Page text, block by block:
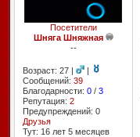
Посетители
Шняга Шняжная
--
Возраст: 27 |
|
Сообщений: 39
Благодарности: 0/ 3
Репутация: 2
Предупреждений: 0
Друзья
Тут: 16 лет 5 месяцев